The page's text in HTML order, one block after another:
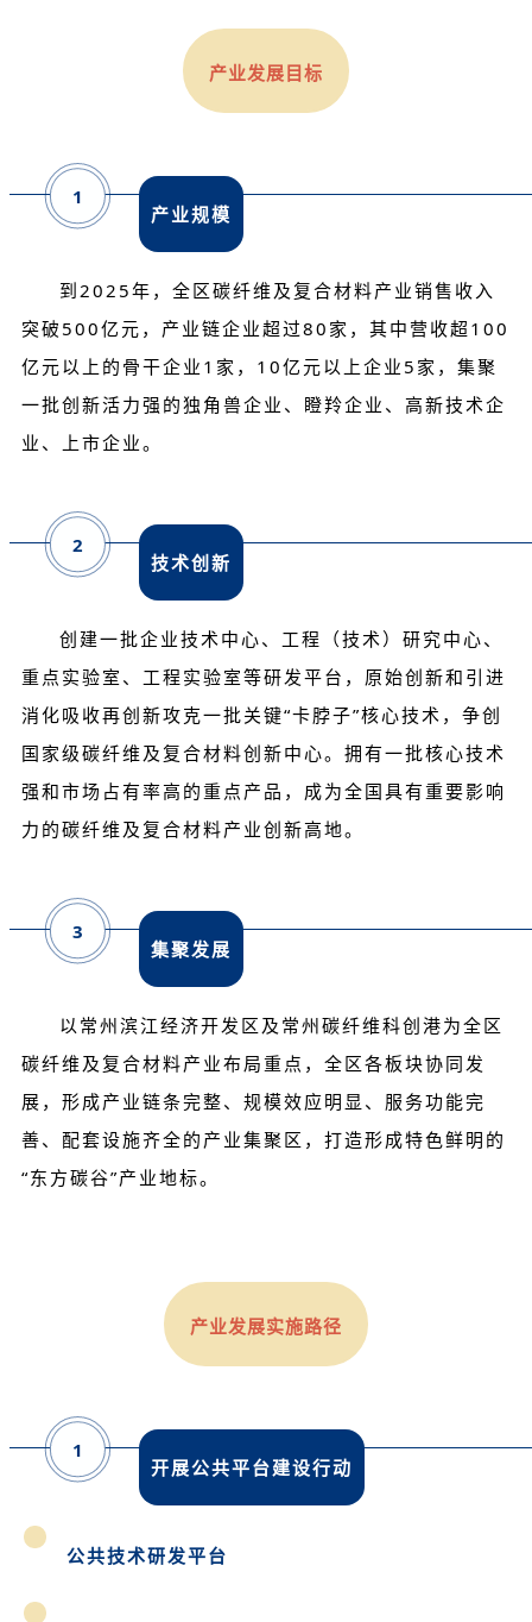
产业发展目标
1
产业规模
到2025年，全区碳纤维及复合材料产业销售收入
突破500亿元，产业链企业超过80家，其中营收超100
亿元以上的骨干企业1家，10亿元以上企业5家，集聚
一批创新活力强的独角兽企业、 瞪羚企业 、高新技术企
业、上市企业。
2
技术创新
创建一批企业技术中心、工程（技术）研究中心、
重点实验室、工程实验室等研发平台，原始创新和引进
消化吸收再创新攻克一批关键“卡脖子”核心技术，争创
国家级碳纤维及复合材料创新中心。拥有一批核心技术
强和市场占有率高的重点产品，成为全国具有重要影响
力的碳纤维及复合材料产业创新高地。
3
集聚发展
以常州滨江经济开发区及常州碳纤维科创港为全区
碳纤维及复合材料产业布局重点，全区各板块协同发
展，形成产业链条完整、规模效应明显、服务功能完
善、配套设施齐全的产业集聚区，打造形成特色鲜明的
“东方碳谷”产业地标。
产业发展实施路径
1
开展公共平台建设行动
公共技术研发平台